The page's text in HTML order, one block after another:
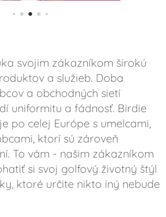
svojim zákazníkom širokú
a služieb. Doba
a obchodných sietí
uniformitu a fádnosť. Birdie
po celej Európe s umelcami,
ktorí sú zároveň
To vám - našim zákazníkom
si svoj golfový životný štýl
ktoré určite nikto iný nebude